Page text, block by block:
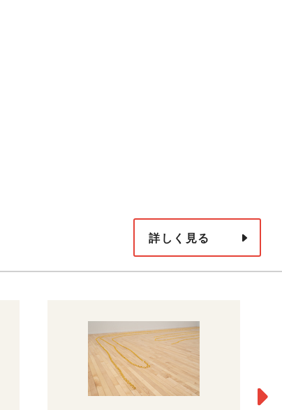
詳しく見る